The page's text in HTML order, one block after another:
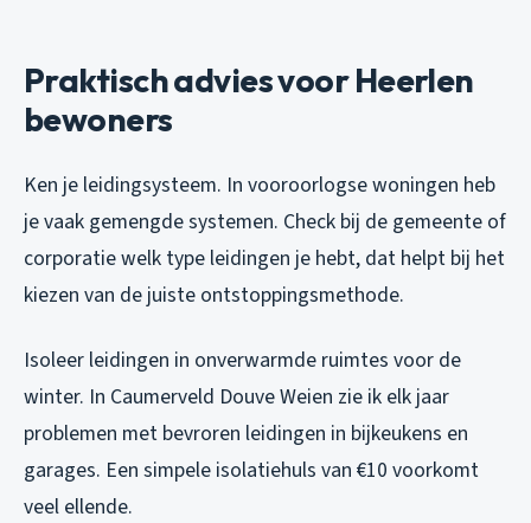
Praktisch advies voor Heerlen
bewoners
Ken je leidingsysteem. In vooroorlogse woningen heb
je vaak gemengde systemen. Check bij de gemeente of
corporatie welk type leidingen je hebt, dat helpt bij het
kiezen van de juiste ontstoppingsmethode.
Isoleer leidingen in onverwarmde ruimtes voor de
winter. In Caumerveld Douve Weien zie ik elk jaar
problemen met bevroren leidingen in bijkeukens en
garages. Een simpele isolatiehuls van €10 voorkomt
veel ellende.